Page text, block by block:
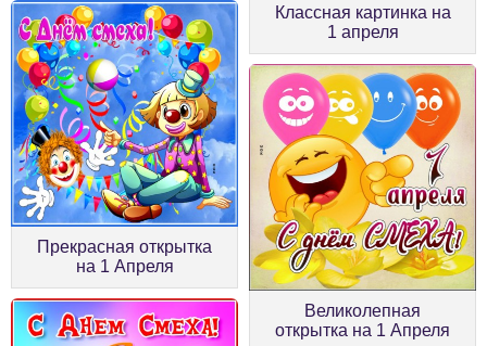
Классная картинка на
1 апреля
Прекрасная открытка
на 1 Апреля
Великолепная
открытка на 1 Апреля